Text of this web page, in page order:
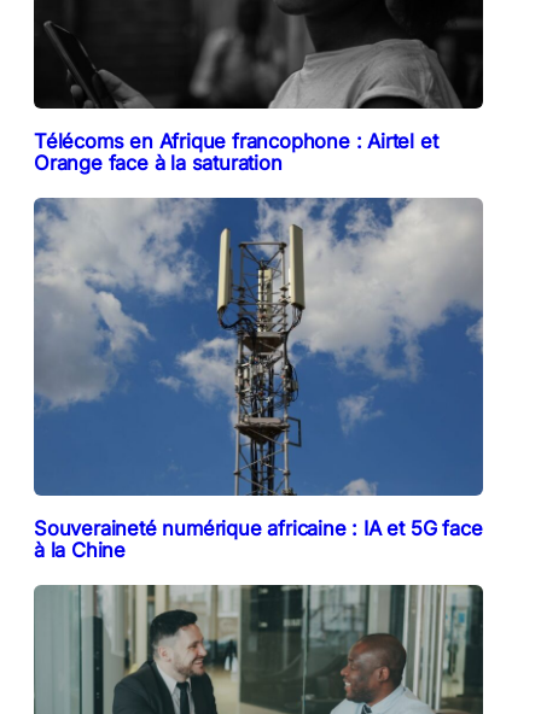
Télécoms en Afrique francophone : Airtel et
Orange face à la saturation
Souveraineté numérique africaine : IA et 5G face
à la Chine